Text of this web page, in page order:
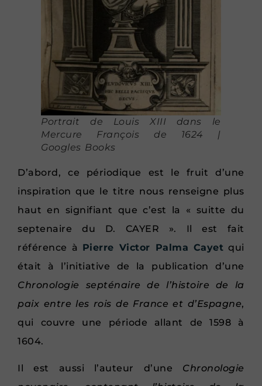
Portrait de Louis XIII dans le
Mercure François de 1624 |
Googles Books
D’abord, ce périodique est le fruit d’une
inspiration que le titre nous renseigne plus
haut en signifiant que c’est la « suitte du
septenaire du D. CAYER ». Il est fait
référence à Pierre Victor Palma Cayet qui
était à l’initiative de la publication d’une
Chronologie septénaire de l’histoire de la
paix entre les rois de France et d’Espagne,
qui couvre une période allant de 1598 à
1604.
Il est aussi l’auteur d’une Chronologie